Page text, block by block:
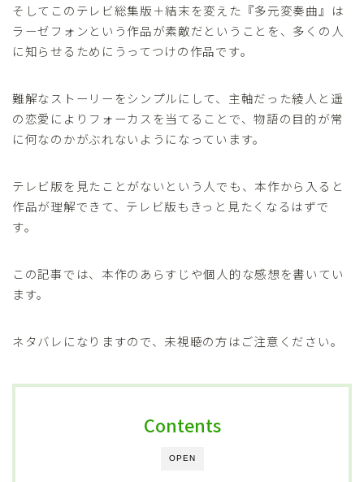
そしてこのテレビ総集版＋結末を変えた『多元変奏曲』は
ラーゼフォンという作品が素敵だということを、多くの人
に知らせるためにうってつけの作品です。
難解なストーリーをシンプルにして、主軸だった綾人と遥
の恋愛によりフォーカスを当てることで、物語の目的が常
に何なのかがぶれないようになっています。
テレビ版を見たことがないという人でも、本作から入ると
作品が理解できて、テレビ版もきっと見たくなるはずで
す。
この記事では、本作のあらすじや個人的な感想を書いてい
ます。
ネタバレになりますので、未視聴の方はご注意ください。
OPEN
Contents